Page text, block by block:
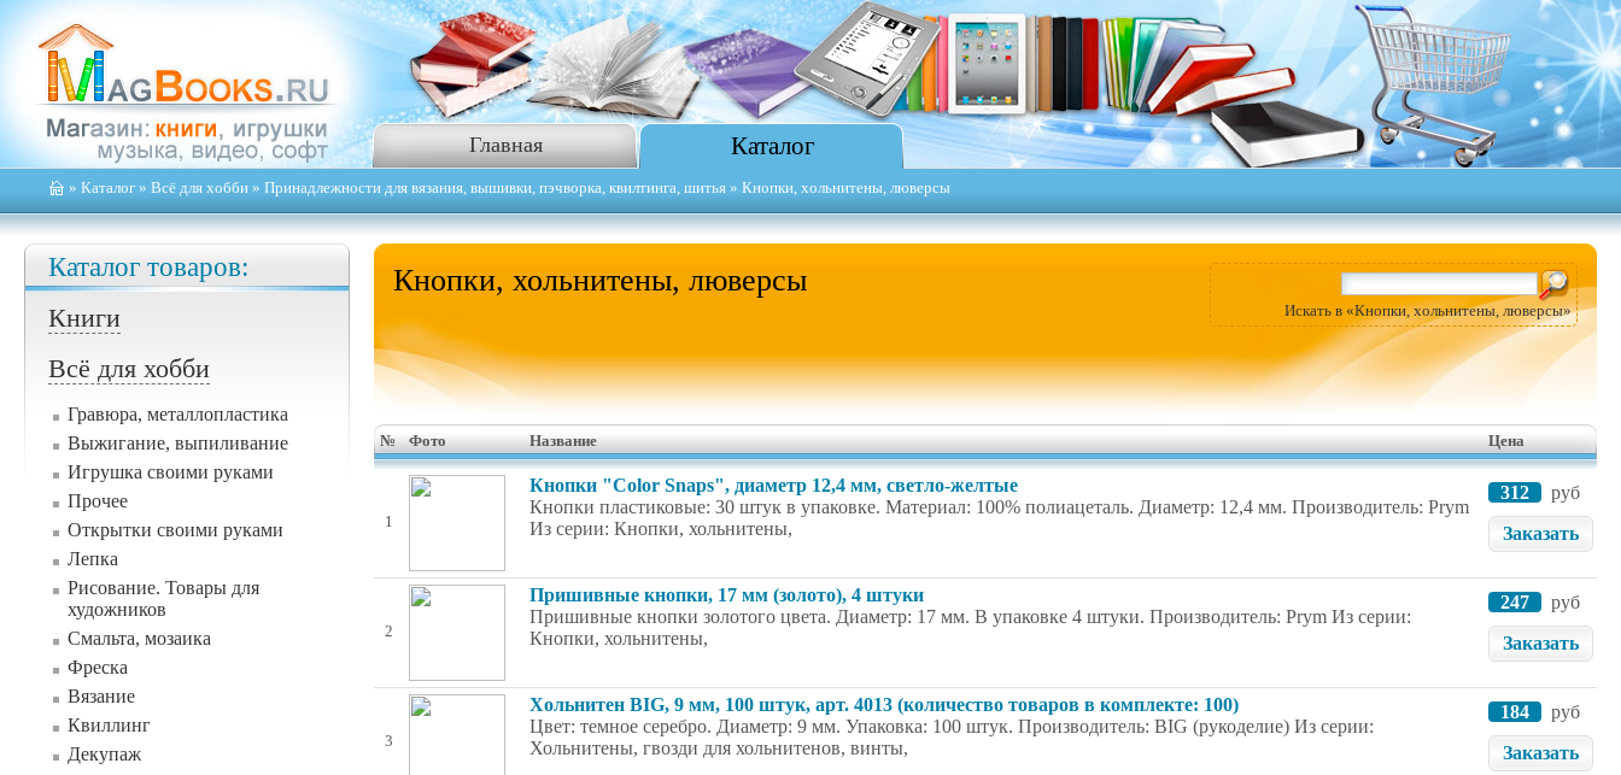
Главная Каталог
» Каталог » Всё для хобби » Принадлежности для вязания, вышивки, пэчворка, квилтинга, шитья » Кнопки, хольнитены, люверсы
Каталог товаров:
Книги
Всё для хобби
Гравюра, металлопластика
Выжигание, выпиливание
Игрушка своими руками
Прочее
Открытки своими руками
Лепка
Рисование. Товары для
художников
Смальта, мозаика
Фреска
Вязание
Квиллинг
Декупаж
Кнопки, хольнитены, люверсы
Искать в «Кнопки, хольнитены, люверсы»
№ Фото Название Цена
1
Кнопки "Color Snaps", диаметр 12,4 мм, светло-желтые
Кнопки пластиковые: 30 штук в упаковке. Материал: 100% полиацеталь. Диаметр: 12,4 мм. Производитель: Prym
Из серии: Кнопки, хольнитены,
312
руб
Заказать
2
Пришивные кнопки, 17 мм (золото), 4 штуки
Пришивные кнопки золотого цвета. Диаметр: 17 мм. В упаковке 4 штуки. Производитель: Prym Из серии:
Кнопки, хольнитены,
247
руб
Заказать
3
Хольнитен BIG, 9 мм, 100 штук, арт. 4013 (количество товаров в комплекте: 100)
Цвет: темное серебро. Диаметр: 9 мм. Упаковка: 100 штук. Производитель: BIG (рукоделие) Из серии:
Хольнитены, гвозди для хольнитенов, винты,
184
руб
Заказать